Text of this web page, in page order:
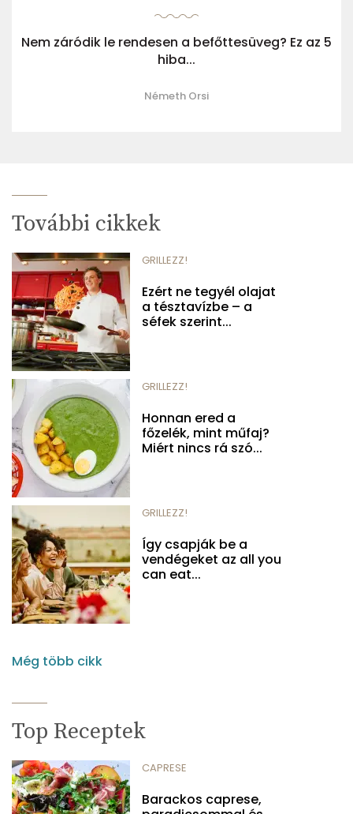
Nem záródik le rendesen a befőttesüveg? Ez az 5
hiba...
Németh Orsi
További cikkek
GRILLEZZ!
Ezért ne tegyél olajat
a tésztavízbe – a
séfek szerint...
GRILLEZZ!
Honnan ered a
főzelék, mint műfaj?
Miért nincs rá szó...
GRILLEZZ!
Így csapják be a
vendégeket az all you
can eat...
Még több cikk
Top Receptek
CAPRESE
Barackos caprese,